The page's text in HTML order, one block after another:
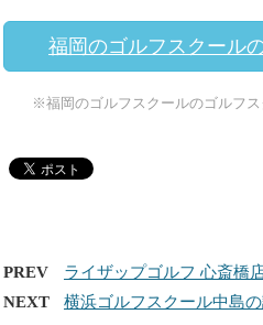
福岡のゴルフスクール
※福岡のゴルフスクールのゴルフ
PREV
ライザップゴルフ 心斎橋
NEXT
横浜ゴルフスクール中島